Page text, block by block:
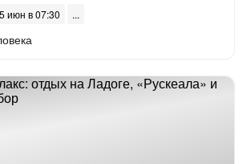
июн в 07:30